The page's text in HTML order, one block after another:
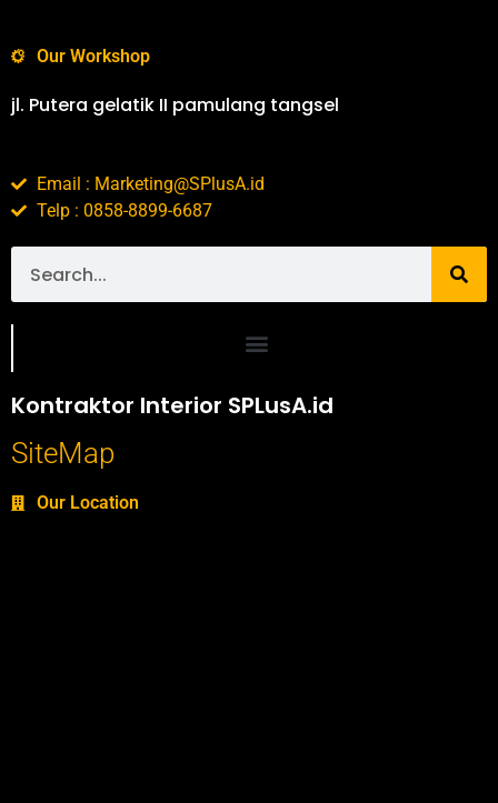
Our Workshop
jl. Putera gelatik II pamulang tangsel
Email : Marketing@SPlusA.id
Telp : 0858-8899-6687
Kontraktor Interior SPLusA.id
SiteMap
Our Location